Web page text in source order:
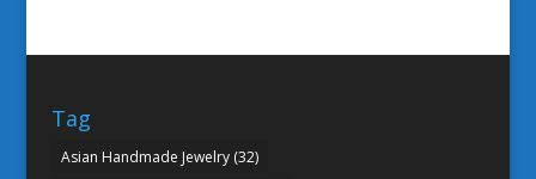
Tag
Asian Handmade Jewelry(32)